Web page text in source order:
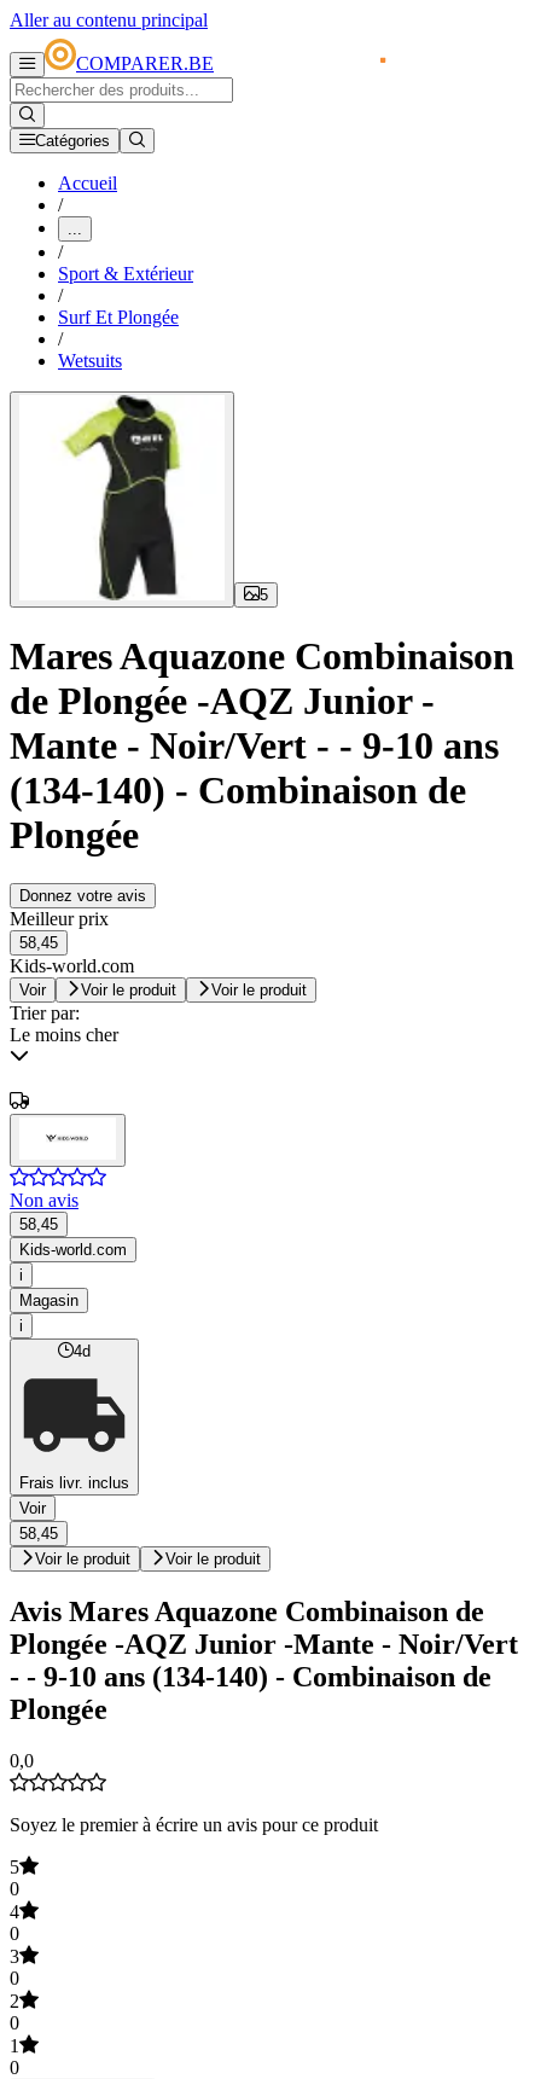
Aller au contenu principal
COMPARER.BE
Catégories
Accueil
/
...
/
Sport & Extérieur
/
Surf Et Plongée
/
Wetsuits
5
Mares Aquazone Combinaison
de Plongée -AQZ Junior -
Mante - Noir/Vert - - 9-10 ans
(134-140) - Combinaison de
Plongée
Donnez votre avis
Meilleur prix
58,45
Kids-world.com
Voir Voir le produit Voir le produit
Trier par:
Le moins cher
Non avis
58,45
Kids-world.com
i
Magasin
i
4d
Frais livr. inclus
Voir
58,45
Voir le produit
Voir le produit
Avis Mares Aquazone Combinaison de
Plongée -AQZ Junior -Mante - Noir/Vert
- - 9-10 ans (134-140) - Combinaison de
Plongée
0,0
Soyez le premier à écrire un avis pour ce produit
5
0
4
0
3
0
2
0
1
0